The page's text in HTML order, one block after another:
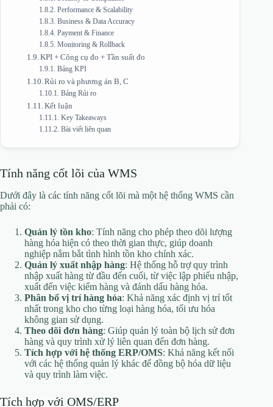
Performance & Scalability
Business & Data Accuracy
Payment & Finance
Monitoring & Rollback
KPI + Công cụ đo + Tần suất đo
Bảng KPI
Rủi ro và phương án B, C
Bảng Rủi ro
Kết luận
Key Takeaways
Bài viết liên quan
Tính năng cốt lõi của WMS
Dưới đây là các tính năng cốt lõi mà một hệ thống WMS cần
phải có:
Quản lý tồn kho: Tính năng cho phép theo dõi lượng
hàng hóa hiện có theo thời gian thực, giúp doanh
nghiệp nắm bắt tình hình tồn kho chính xác.
Quản lý xuất nhập hàng: Hệ thống hỗ trợ quy trình
nhập xuất hàng từ đầu đến cuối, từ việc lập phiếu nhập,
xuất đến việc kiểm hàng và đánh dấu hàng hóa.
Phân bổ vị trí hàng hóa: Khả năng xác định vị trí tốt
nhất trong kho cho từng loại hàng hóa, tối ưu hóa
không gian sử dụng.
Theo dõi đơn hàng: Giúp quản lý toàn bộ lịch sử đơn
hàng và quy trình xử lý liên quan đến đơn hàng.
Tích hợp với hệ thống ERP/OMS: Khả năng kết nối
với các hệ thống quản lý khác để đồng bộ hóa dữ liệu
và quy trình làm việc.
Tích hợp với OMS/ERP